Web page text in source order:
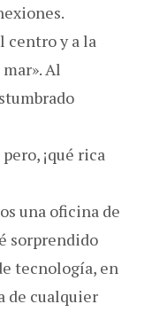
centro y a la
Al
¡qué rica
una oficina de
sorprendido
tecnología, en
de cualquier